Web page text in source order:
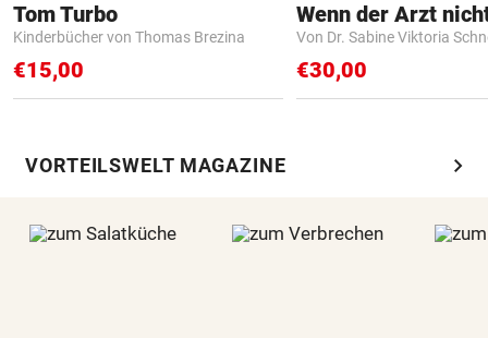
Tom Turbo
Kinderbücher von Thomas Brezina
€15,00
Von Dr. Sabine Viktoria
€30,00
VORTEILSWELT MAGAZINE chevron_right